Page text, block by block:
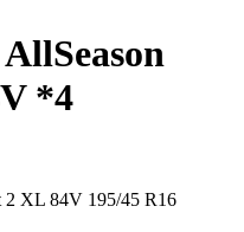
*4
XL 84V 195/45 R16